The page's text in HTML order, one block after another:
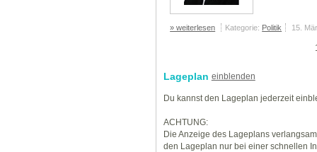
» weiterlesen Kategorie: Politik 15.
Lageplan einblenden
Du kannst den Lageplan jederzeit
ACHTUNG:
Die Anzeige des Lageplans
den Lageplan nur bei einer schnellen